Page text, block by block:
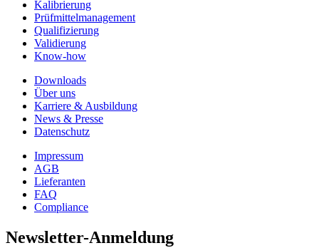
Kalibrierung
Prüfmittelmanagement
Qualifizierung
Validierung
Know-how
Downloads
Über uns
Karriere & Ausbildung
News & Presse
Datenschutz
Impressum
AGB
Lieferanten
FAQ
Compliance
Newsletter-Anmeldung